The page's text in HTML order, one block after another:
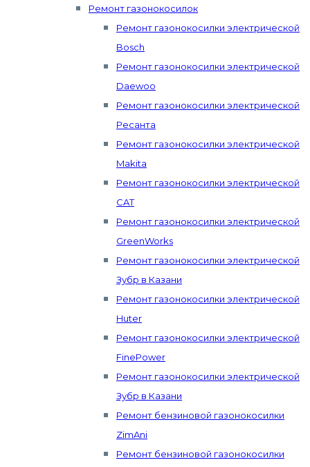
Ремонт газонокосилок
Ремонт газонокосилки электрической
Bosch
Ремонт газонокосилки электрической
Daewoo
Ремонт газонокосилки электрической
Ресанта
Ремонт газонокосилки электрической
Makita
Ремонт газонокосилки электрической
CAT
Ремонт газонокосилки электрической
GreenWorks
Ремонт газонокосилки электрической
Зубр в Казани
Ремонт газонокосилки электрической
Huter
Ремонт газонокосилки электрической
FinePower
Ремонт газонокосилки электрической
Зубр в Казани
Ремонт бензиновой газонокосилки
ZimAni
Ремонт бензиновой газонокосилки